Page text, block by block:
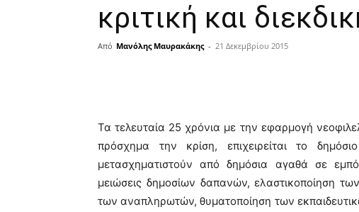
κριτική και
Από Μανόλης Μαυρακάκης - 21 Δεκεμβρίου 2015
Τα τελευταία 25 χρόνια με την εφαρμογή
πρόσχημα την κρίση, επιχειρείται το
μετασχηματιστούν από δημόσια αγαθά σε
μειώσεις δημοσίων δαπανών, ελαστικοποίηση
των αναπληρωτών, θυματοποίηση των